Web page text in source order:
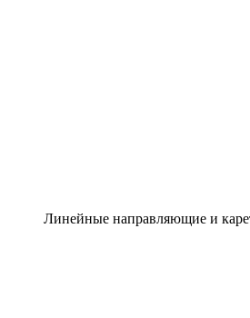
Линейные направляющие и